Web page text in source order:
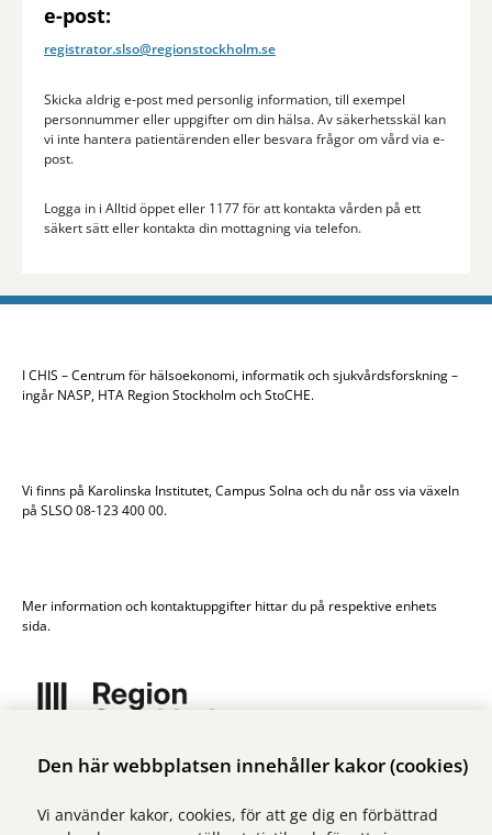
Den här webbplatsen innehåller kakor (cookies)
Vi använder kakor, cookies, för att ge dig en förbättrad
e-post:
registrator.slso@regionstockholm.se
Skicka aldrig e-post med personlig information, till exempel
personnummer eller uppgifter om din hälsa. Av säkerhetsskäl kan
vi inte hantera patientärenden eller besvara frågor om vård via e-
post.
Logga in i Alltid öppet eller 1177 för att kontakta vården på ett
säkert sätt eller kontakta din mottagning via telefon.
I CHIS – Centrum för hälsoekonomi, informatik och sjukvårdsforskning –
ingår NASP, HTA Region Stockholm och StoCHE.
Vi finns på Karolinska Institutet, Campus Solna och du når oss via växeln
på SLSO 08-123 400 00.
Mer information och kontaktuppgifter hittar du på respektive enhets
sida.
Vi ingår i Stockholms läns sjukvårdsområde som erbjuder hälso- och
Samtliga bilder på webbplatsen är tagna av fotograf Yanan Li om inget